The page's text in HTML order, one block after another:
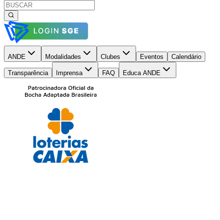
ANDE Modalidades Clubes Eventos Calendário
Transparência Imprensa FAQ Educa ANDE